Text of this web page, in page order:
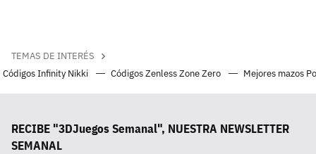
TEMAS DE INTERÉS
Códigos Infinity Nikki
Códigos Zenless Zone Zero Mejores mazos
RECIBE "3DJuegos Semanal", NUESTRA NEWSLETTER
SEMANAL